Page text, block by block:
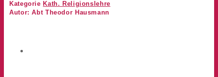
Kategorie Kath. Religionslehre
Autor: Abt Theodor Hausmann